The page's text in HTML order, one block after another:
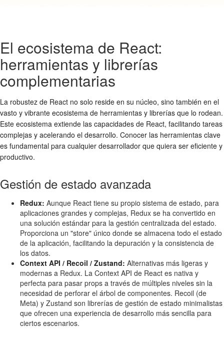
El ecosistema de React:
herramientas y librerías
complementarias
La robustez de React no solo reside en su núcleo, sino también en el
vasto y vibrante ecosistema de herramientas y librerías que lo rodean.
Este ecosistema extiende las capacidades de React, facilitando tareas
complejas y acelerando el desarrollo. Conocer las herramientas clave
es fundamental para cualquier desarrollador que quiera ser eficiente y
productivo.
Gestión de estado avanzada
Redux: Aunque React tiene su propio sistema de estado, para
aplicaciones grandes y complejas, Redux se ha convertido en
una solución estándar para la gestión centralizada del estado.
Proporciona un "store" único donde se almacena todo el estado
de la aplicación, facilitando la depuración y la consistencia de
los datos.
Context API / Recoil / Zustand: Alternativas más ligeras y
modernas a Redux. La Context API de React es nativa y
perfecta para pasar props a través de múltiples niveles sin la
necesidad de perforar el árbol de componentes. Recoil (de
Meta) y Zustand son librerías de gestión de estado minimalistas
que ofrecen una experiencia de desarrollo más sencilla para
ciertos escenarios.